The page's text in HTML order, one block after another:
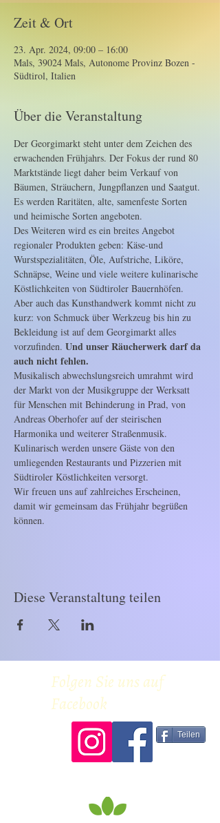
Zeit & Ort
23. Apr. 2024, 09:00 – 16:00
Mals, 39024 Mals, Autonome Provinz Bozen -
Südtirol, Italien
Über die Veranstaltung
Der Georgimarkt steht unter dem Zeichen des
erwachenden Frühjahrs. Der Fokus der rund 80
Marktstände liegt daher beim Verkauf von
Bäumen, Sträuchern, Jungpflanzen und Saatgut.
Es werden Raritäten, alte, samenfeste Sorten
und heimische Sorten angeboten.
Des Weiteren wird es ein breites Angebot
regionaler Produkten geben: Käse-und
Wurstspezialitäten, Öle, Aufstriche, Liköre,
Schnäpse, Weine und viele weitere kulinarische
Köstlichkeiten von Südtiroler Bauernhöfen.
Aber auch das Kunsthandwerk kommt nicht zu
kurz: von Schmuck über Werkzeug bis hin zu
Bekleidung ist auf dem Georgimarkt alles
vorzufinden. Und unser Räucherwerk darf da
auch nicht fehlen.
Musikalisch abwechslungsreich umrahmt wird
der Markt von der Musikgruppe der Werksatt
für Menschen mit Behinderung in Prad, von
Andreas Oberhofer auf der steirischen
Harmonika und weiterer Straßenmusik.
Kulinarisch werden unsere Gäste von den
umliegenden Restaurants und Pizzerien mit
Südtiroler Köstlichkeiten versorgt.
Wir freuen uns auf zahlreiches Erscheinen,
damit wir gemeinsam das Frühjahr begrüßen
können.
Diese Veranstaltung teilen
Folgen Sie uns auf
Facebook
Teilen